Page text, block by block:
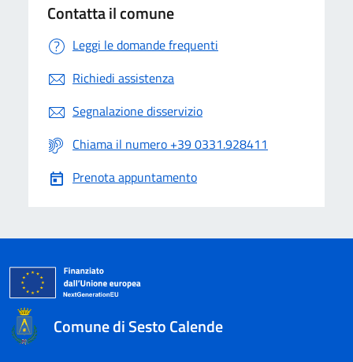
Contatta il comune
Leggi le domande frequenti
Richiedi assistenza
Segnalazione disservizio
Chiama il numero +39 0331.928411
Prenota appuntamento
Comune di Sesto Calende